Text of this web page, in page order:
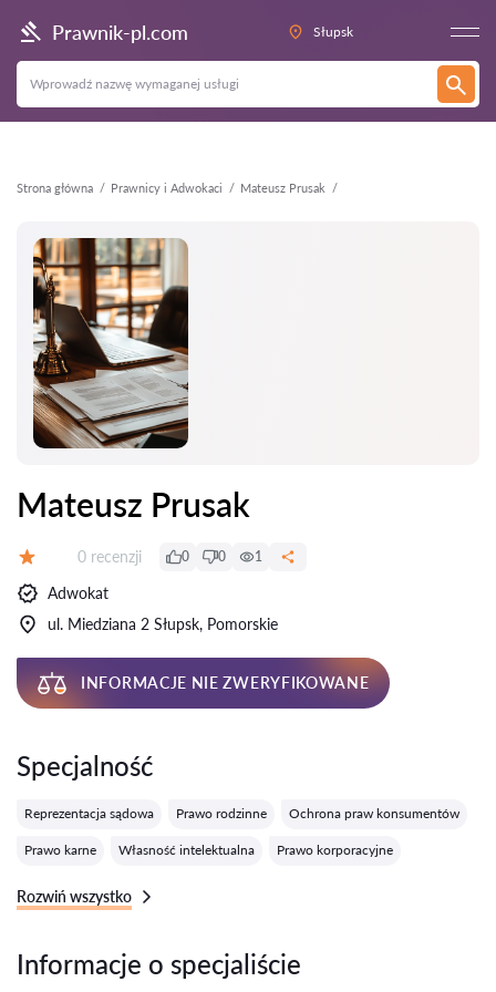
Prawnik-pl.com Słupsk
Strona główna Prawnicy i Adwokaci Mateusz Prusak
Wstecz
Mateusz Prusak
Recenzji:
0 recenzji 0 0 1
Adwokat
ul. Miedziana 2 Słupsk, Pomorskie
INFORMACJE NIE ZWERYFIKOWANE
Specjalność
Reprezentacja sądowa Prawo rodzinne Ochrona praw konsumentów
Prawo karne Własność intelektualna Prawo korporacyjne
Rozwiń wszystko
Informacje o specjaliście